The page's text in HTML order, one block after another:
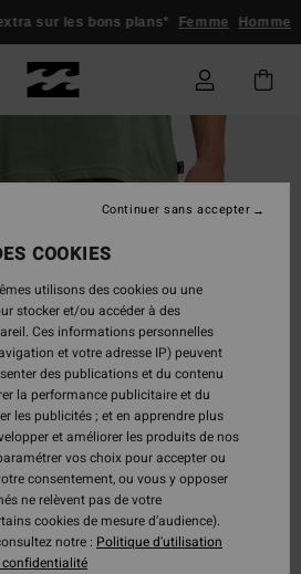
sur les bons plans* Femme Homme
COOKIES
utilisons des cookies ou une
stocker et/ou accéder à des
Ces informations personnelles
et votre adresse IP) peuvent
des publications et du contenu
la performance publicitaire et du
les publicités ; et en apprendre plus
et améliorer les produits de nos
vos choix pour accepter ou
consentement, ou vous y opposer
ne relèvent pas de votre
cookies de mesure d’audience).
notre : Politique d'utilisation
Continuer sans accepter